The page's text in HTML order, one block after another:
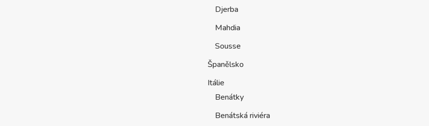
Djerba
Mahdia
Sousse
Španělsko
Itálie
Benátky
Benátská riviéra